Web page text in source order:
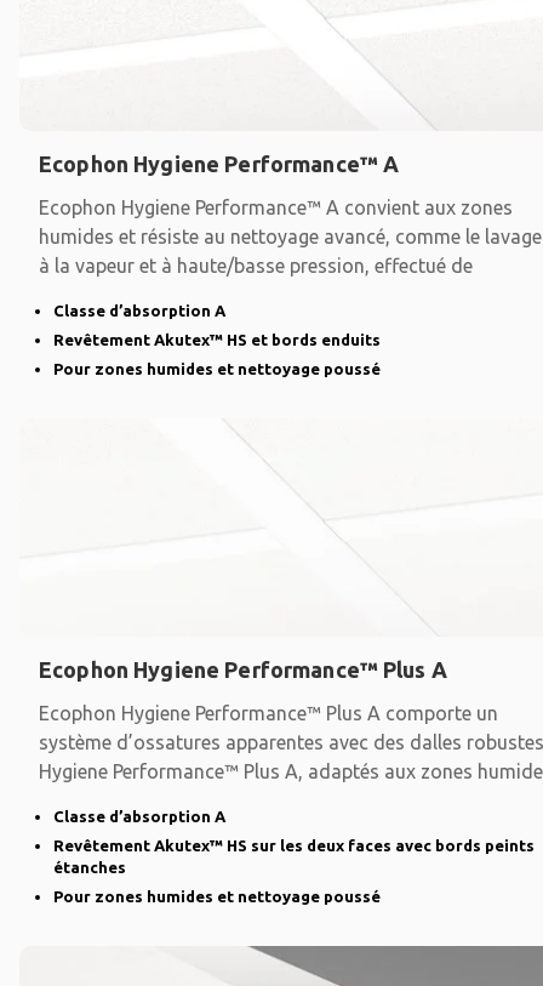
Ecophon Hygiene Performance™ A
Ecophon Hygiene Performance™ A convient aux zones
humides et résiste au nettoyage avancé, comme le lavage
à la vapeur et à haute/basse pression, effectué de
Classe d’absorption A
Revêtement Akutex™ HS et bords enduits
Pour zones humides et nettoyage poussé
Ecophon Hygiene Performance™ Plus A
Ecophon Hygiene Performance™ Plus A comporte un
système d’ossatures apparentes avec des dalles robustes
Hygiene Performance™ Plus A, adaptés aux zones
Classe d’absorption A
Revêtement Akutex™ HS sur les deux faces avec bords peints
étanches
Pour zones humides et nettoyage poussé